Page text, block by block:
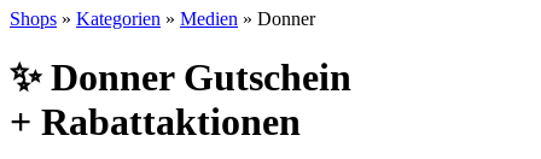
Shops » Kategorien » Medien » Donner
✨ Donner Gutschein
+ Rabattaktionen